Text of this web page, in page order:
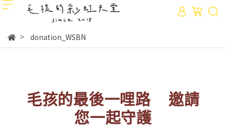
donation_WSBN
毛孩的最後一哩路 邀請
您一起守護